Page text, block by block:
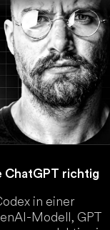
ChatGPT richtig
in einer
Modell, GPT